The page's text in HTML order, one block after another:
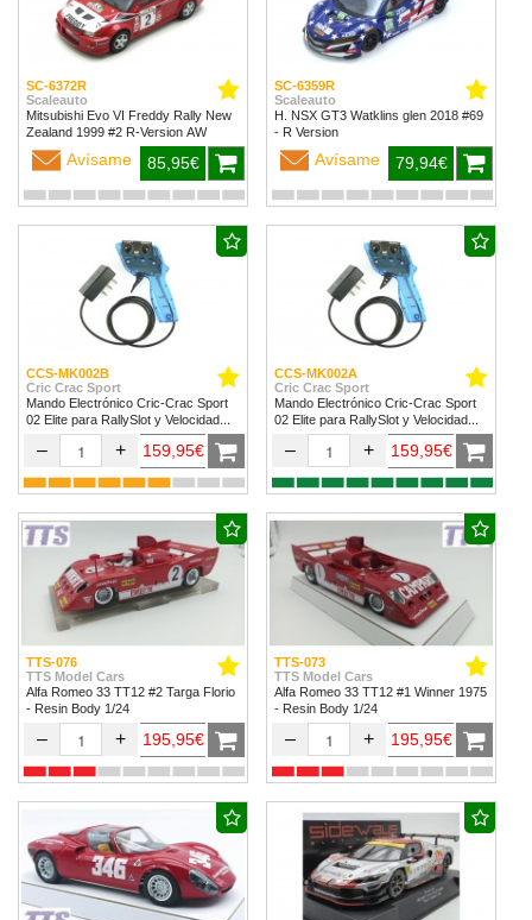
SC-6372R
Scaleauto
Mitsubishi Evo VI Freddy Rally New
Zealand 1999 #2 R-Version AW
Avísame 85,95€
SC-6359R
Scaleauto
H. NSX GT3 Watklins glen 2018 #69
- R Version
Avísame 79,94€
CCS-MK002B
Cric Crac Sport
Mando Electrónico Cric-Crac Sport
02 Elite para RallySlot y Velocidad
1/32 & 1/24.
– + 159,95€
CCS-MK002A
Cric Crac Sport
Mando Electrónico Cric-Crac Sport
02 Elite para RallySlot y Velocidad
1/32 & 1/24
– + 159,95€
TTS-076
TTS Model Cars
Alfa Romeo 33 TT12 #2 Targa Florio
- Resin Body 1/24
– + 195,95€
TTS-073
TTS Model Cars
Alfa Romeo 33 TT12 #1 Winner 1975
- Resin Body 1/24
– + 195,95€